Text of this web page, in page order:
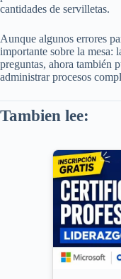
cantidades de servilletas.
Aunque algunos errores
importante sobre la mesa:
preguntas, ahora también
administrar procesos
Tambien lee: